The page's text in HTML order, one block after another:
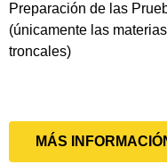
Preparación de las
(únicamente las
troncales)
MÁS